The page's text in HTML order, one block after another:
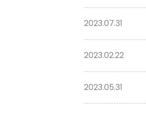
2023.07.31
2023.02.22
2023.05.31